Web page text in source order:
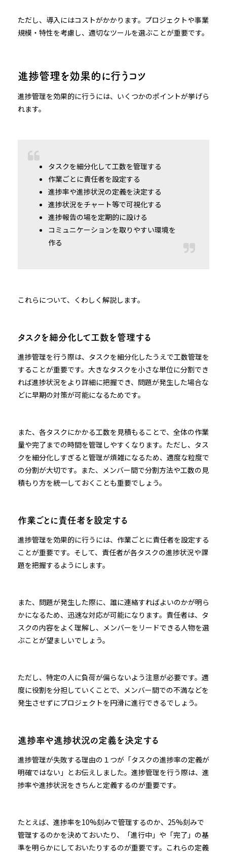
ただし、導入にはコストがかかります。プロジェクトや事業
規模・特性を考慮し、適切なツールを選ぶことが重要です。
進捗管理を効果的に行うコツ
進捗管理を効果的に行うには、いくつかのポイントが挙げら
れます。
タスクを細分化して工数を管理する
作業ごとに責任者を設定する
進捗率や進捗状況の定義を決定する
進捗状況をチャート等で可視化する
進捗報告の場を定期的に設ける
コミュニケーションを取りやすい環境を
作る
これらについて、くわしく解説します。
タスクを細分化して工数を管理する
進捗管理を行う際は、タスクを細分化したうえで工数管理を
することが重要です。大きなタスクを小さな単位に分割でき
れば進捗状況をより詳細に把握でき、問題が発生した場合な
どに早期の対策が可能になるためです。
また、各タスクにかかる工数を見積もることで、全体の作業
量や完了までの時間を管理しやすくなります。ただし、タス
クを細分化しすぎると管理が煩雑になるため、適度な粒度で
の分割が大切です。また、メンバー間で分割方法や工数の見
積もり方を統一しておくことも重要でしょう。
作業ごとに責任者を設定する
進捗管理を効果的に行うには、作業ごとに責任者を設定する
ことが重要です。そして、責任者が各タスクの進捗状況や課
題を把握するようにします。
また、問題が発生した際に、誰に連絡すればよいのかが明ら
かになるため、迅速な対応が可能になります。責任者は、タ
スクの内容をよく理解し、メンバーをリードできる人物を選
ぶことが望ましいでしょう。
ただし、特定の人に負荷が偏らないよう注意が必要です。適
度に役割を分担していくことで、メンバー間での不満などを
発生させずにプロジェクトを円滑に進行できるでしょう。
進捗率や進捗状況の定義を決定する
進捗管理が失敗する理由の１つが「タスクの進捗率の定義が
明確ではない」とお伝えしました。進捗管理を行う際は、進
捗率や進捗状況をきちんと定義するのが重要です。
たとえば、進捗率を10%刻みで管理するのか、25%刻みで
管理するのかを決めておいたり、「進行中」や「完了」の基
準を明らかにしておいたりするのが重要です。これらの定義